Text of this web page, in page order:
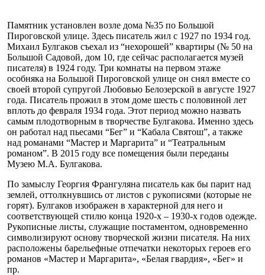
Памятник установлен возле дома №35 по Большой
Пироговской улице. Здесь писатель жил с 1927 по 1934 год.
Михаил Булгаков съехал из “нехорошей” квартиры (№ 50 на
Большой Садовой, дом 10, где сейчас располагается музей
писателя) в 1924 году. Три комнаты на первом этаже
особняка на Большой Пироговской улице он снял вместе со
своей второй супругой Любовью Белозерской в августе 1927
года. Писатель прожил в этом доме шесть с половиной лет
вплоть до февраля 1934 года. Этот период можно назвать
самым плодотворным в творчестве Булгакова. Именно здесь
он работал над пьесами “Бег” и “Кабала Святош”, а также
над романами “Мастер и Маргарита” и “Театральным
романом”. В 2015 году все помещения были переданы
Музею М.А. Булгакова.
По замыслу Георгия Франгуляна писатель как бы парит над
землей, оттолкнувшись от листов с рукописями (которые не
горят). Булгаков изображен в характерной для него и
соответствующей стилю конца 1920-х – 1930-х годов одежде.
Рукописные листы, служащие постаментом, одновременно
символизируют основу творческой жизни писателя. На них
расположены барельефные отпечатки некоторых героев его
романов «Мастер и Маргарита», «Белая гвардия», «Бег» и
пр.